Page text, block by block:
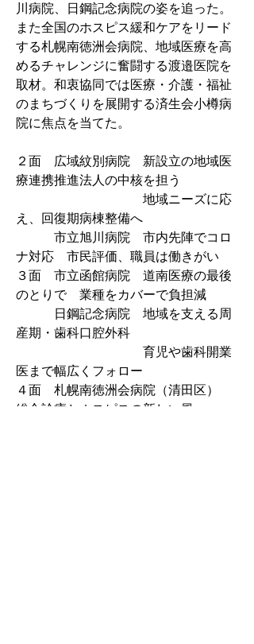
川病院、日鋼記念病院の姿を追った。
また全国のホスピス緩和ケアをリード
する札幌南徳洲会病院、地域医療を高
めるチャレンジに奮闘する渡邉医院を
取材。和衷協同では医療・介護・福祉
のまちづくりを展開する済生会小樽病
院に焦点を当てた。
２面　広域紋別病院　新設立の地域医
療連携推進法人の中核を担う
地域ニーズに応
え、回復期病棟整備へ
市立旭川病院　市内先陣でコロ
ナ対応　市民評価、職員は働きがい
３面　市立函館病院　道南医療の最後
のとりで　業種をカバーで負担減
日鋼記念病院　地域を支える周
産期・歯科口腔外科
育児や歯科開業
医まで幅広くフォロー
４面　札幌南徳洲会病院（清田区）
総合診療とホスピスの新しい風